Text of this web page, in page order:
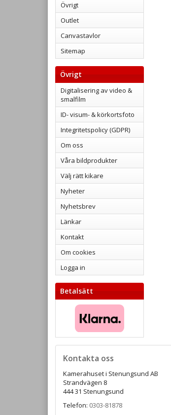
Övrigt
Outlet
Canvastavlor
Sitemap
Övrigt
Digitalisering av video &
smalfilm
ID- visum- & körkortsfoto
Integritetspolicy (GDPR)
Om oss
Våra bildprodukter
Välj rätt kikare
Nyheter
Nyhetsbrev
Länkar
Kontakt
Om cookies
Logga in
Betalsätt
Kontakta oss
Kamerahuset i Stenungsund AB
Strandvägen 8
444 31 Stenungsund
Telefon: 0303-81878